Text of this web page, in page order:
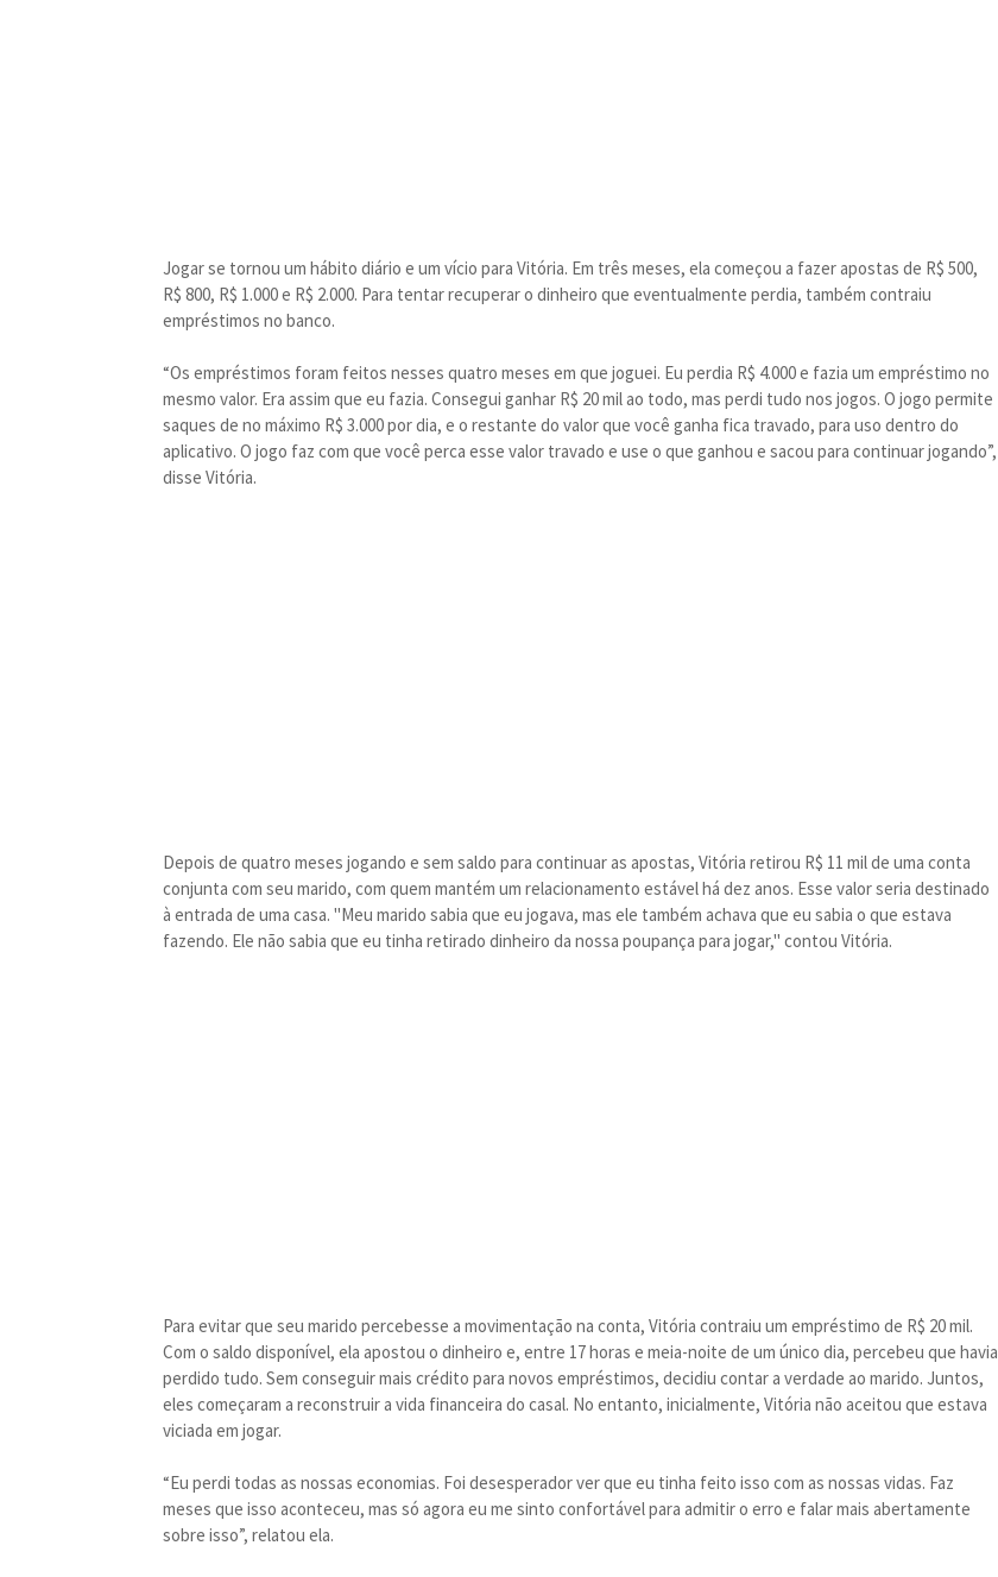
Jogar se tornou um hábito diário e um vício para Vitória. Em três meses, ela começou a fazer apostas de R$ 500,
R$ 800, R$ 1.000 e R$ 2.000. Para tentar recuperar o dinheiro que eventualmente perdia, também contraiu
empréstimos no banco.
“Os empréstimos foram feitos nesses quatro meses em que joguei. Eu perdia R$ 4.000 e fazia um empréstimo no
mesmo valor. Era assim que eu fazia. Consegui ganhar R$ 20 mil ao todo, mas perdi tudo nos jogos. O jogo permite
saques de no máximo R$ 3.000 por dia, e o restante do valor que você ganha fica travado, para uso dentro do
aplicativo. O jogo faz com que você perca esse valor travado e use o que ganhou e sacou para continuar jogando”,
disse Vitória.
Depois de quatro meses jogando e sem saldo para continuar as apostas, Vitória retirou R$ 11 mil de uma conta
conjunta com seu marido, com quem mantém um relacionamento estável há dez anos. Esse valor seria destinado
à entrada de uma casa. "Meu marido sabia que eu jogava, mas ele também achava que eu sabia o que estava
fazendo. Ele não sabia que eu tinha retirado dinheiro da nossa poupança para jogar," contou Vitória.
Para evitar que seu marido percebesse a movimentação na conta, Vitória contraiu um empréstimo de R$ 20 mil.
Com o saldo disponível, ela apostou o dinheiro e, entre 17 horas e meia-noite de um único dia, percebeu que havia
perdido tudo. Sem conseguir mais crédito para novos empréstimos, decidiu contar a verdade ao marido. Juntos,
eles começaram a reconstruir a vida financeira do casal. No entanto, inicialmente, Vitória não aceitou que estava
viciada em jogar.
“Eu perdi todas as nossas economias. Foi desesperador ver que eu tinha feito isso com as nossas vidas. Faz
meses que isso aconteceu, mas só agora eu me sinto confortável para admitir o erro e falar mais abertamente
sobre isso”, relatou ela.